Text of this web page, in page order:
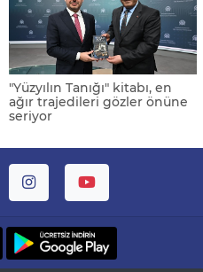
"Yüzyılın Tanığı" kitabı, en
ağır trajedileri gözler önüne
seriyor